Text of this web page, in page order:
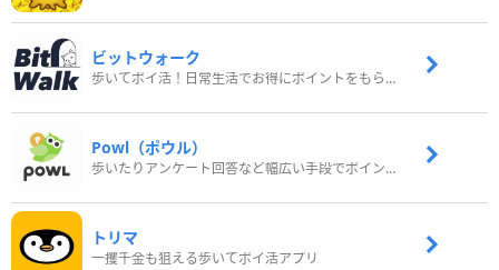
ビットウォーク
歩いてポイ活！日常生活でお得にポイントをもらおう
Powl（ポウル）
歩いたりアンケート回答など幅広い手段でポイントをゲット
トリマ
一攫千金も狙える歩いてポイ活アプリ